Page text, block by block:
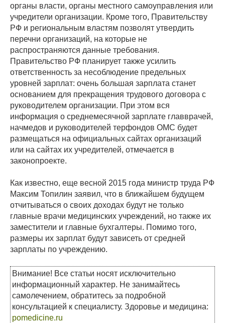
органы власти, органы местного самоуправления или
учредители организации. Кроме того, Правительству
РФ и региональным властям позволят утвердить
перечни организаций, на которые не
распространяются данные требования.
Правительство РФ планирует также усилить
ответственность за несоблюдение предельных
уровней зарплат: очень большая зарплата станет
основанием для прекращения трудового договора с
руководителем организации. При этом вся
информация о среднемесячной зарплате главврачей,
начмедов и руководителей терфондов ОМС будет
размещаться на официальных сайтах организаций
или на сайтах их учредителей, отмечается в
законопроекте.
Как известно, еще весной 2015 года министр труда РФ
Максим Топилин заявил, что в ближайшем будущем
отчитываться о своих доходах будут не только
главные врачи медицинских учреждений, но также их
заместители и главные бухгалтеры. Помимо того,
размеры их зарплат будут зависеть от средней
зарплаты по учреждению.
Внимание! Все статьи носят исключительно
информационный характер. Не занимайтесь
самолечением, обратитесь за подробной
консультацией к специалисту. Здоровье и медицина:
pomedicine.ru